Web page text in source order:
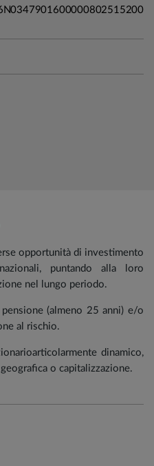
opportunità di investimento
puntando alla loro
nel lungo periodo.
(almeno 25 anni) e/o
al rischio.
dinamico,
o capitalizzazione.